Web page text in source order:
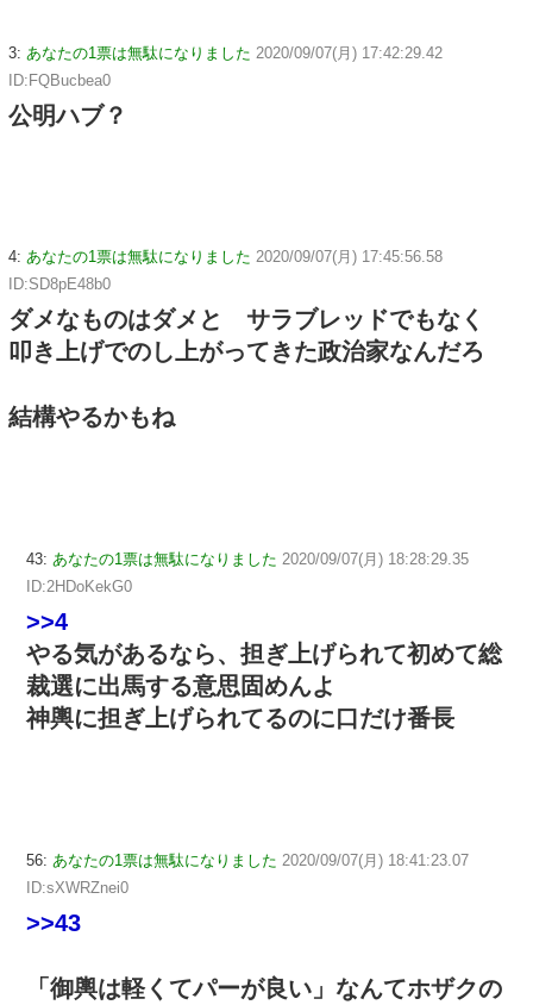
3: あなたの1票は無駄になりました 2020/09/07(月) 17:42:29.42
ID:FQBucbea0
公明ハブ？
4: あなたの1票は無駄になりました 2020/09/07(月) 17:45:56.58
ID:SD8pE48b0
ダメなものはダメと サラブレッドでもなく
叩き上げでのし上がってきた政治家なんだろ
結構やるかもね
43: あなたの1票は無駄になりました 2020/09/07(月) 18:28:29.35
ID:2HDoKekG0
>>4
やる気があるなら、担ぎ上げられて初めて総
裁選に出馬する意思固めんよ
神輿に担ぎ上げられてるのに口だけ番長
56: あなたの1票は無駄になりました 2020/09/07(月) 18:41:23.07
ID:sXWRZnei0
>>43
「御輿は軽くてパーが良い」なんてホザクの